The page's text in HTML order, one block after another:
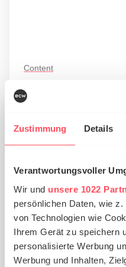
Zustimmung Details
Verantwortungsvoller
Wir und unsere 1022
persönlichen Daten, wie
von Technologien wie
Ihrem Gerät zu speichern
personalisierte Werbung
Werbung und Inhalten,
Content
Der Aufstieg des
Die Realität der
eingetroffen.
das Internet der
Statistiken belegen
und Verweildauer
höher sind, als nur
Videoboost, ein